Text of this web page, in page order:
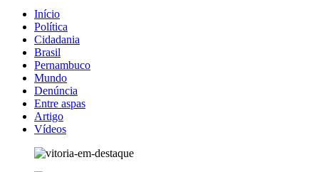
Início
Política
Cidadania
Brasil
Pernambuco
Mundo
Denúncia
Entre aspas
Artigo
Vídeos